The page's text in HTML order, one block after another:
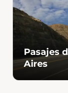
Pasajes
Aires